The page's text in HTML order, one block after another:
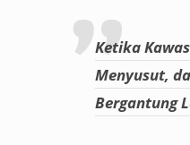
Ketika
Menyusut,
Bergantung